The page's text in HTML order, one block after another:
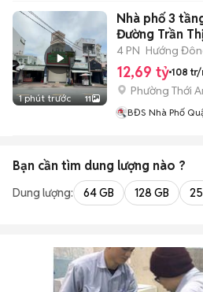
1 phút trước 11
Nhà phố 3
Đường Trần
4 PN Hướng
12,69 tỷ 108 tr/
Phường Thới
BĐS Nhà Phố
Bạn cần tìm dung lượng nào ?
Dung lượng: 64 GB 128 GB